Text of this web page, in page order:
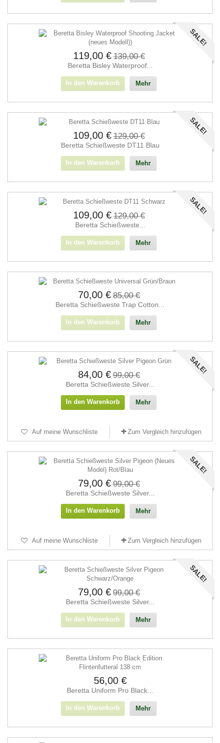
SALE!
119,00 € 139,00 €
Beretta Bisley Waterproof...
In den Warenkorb Mehr
SALE!
109,00 € 129,00 €
Beretta Schießweste DT11 Blau
In den Warenkorb Mehr
SALE!
109,00 € 129,00 €
Beretta Schießweste...
In den Warenkorb Mehr
70,00 € 85,00 €
Beretta Schieß­weste Trap Cotton...
In den Warenkorb Mehr
SALE!
84,00 € 99,00 €
Beretta Schieß­weste Silver...
In den Warenkorb Mehr
Auf meine Wunschliste Zum Vergleich hinzufügen
SALE!
79,00 € 99,00 €
Beretta Schieß­weste Silver...
In den Warenkorb Mehr
Auf meine Wunschliste Zum Vergleich hinzufügen
SALE!
79,00 € 99,00 €
Beretta Schieß­weste Silver...
In den Warenkorb Mehr
56,00 €
Beretta Uniform Pro Black...
In den Warenkorb Mehr